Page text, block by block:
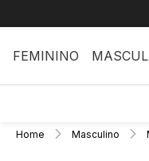
FEMININO
Home Masculino